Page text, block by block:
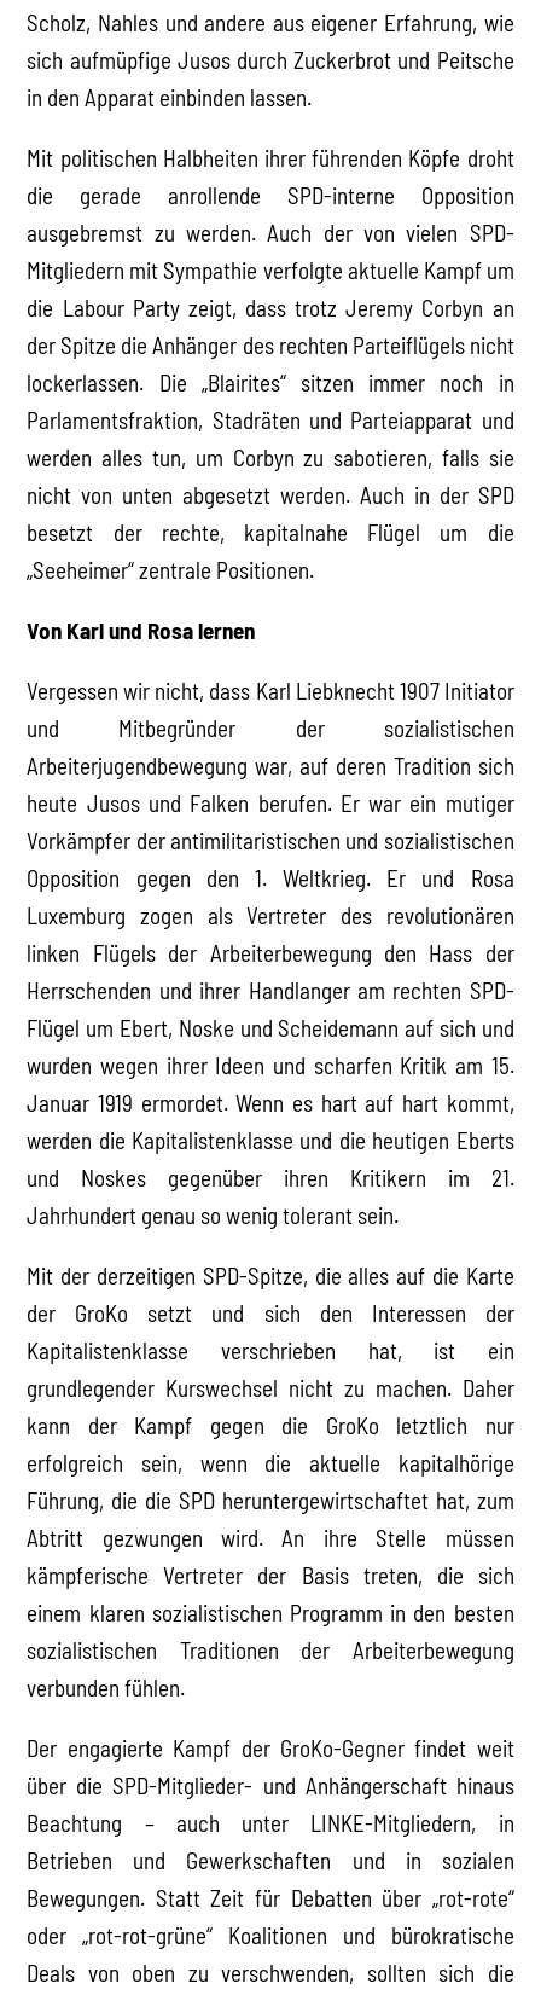
Scholz, Nahles und andere aus eigener Erfahrung, wie
sich aufmüpfige Jusos durch Zuckerbrot und Peitsche
in den Apparat einbinden lassen.
Mit politischen Halbheiten ihrer führenden Köpfe droht
die gerade anrollende SPD-interne Opposition
ausgebremst zu werden. Auch der von vielen SPD-
Mitgliedern mit Sympathie verfolgte aktuelle Kampf um
die Labour Party zeigt, dass trotz Jeremy Corbyn an
der Spitze die Anhänger des rechten Parteiflügels nicht
lockerlassen. Die „Blairites“ sitzen immer noch in
Parlamentsfraktion, Stadräten und Parteiapparat und
werden alles tun, um Corbyn zu sabotieren, falls sie
nicht von unten abgesetzt werden. Auch in der SPD
besetzt der rechte, kapitalnahe Flügel um die
„Seeheimer“ zentrale Positionen.
Von Karl und Rosa lernen
Vergessen wir nicht, dass Karl Liebknecht 1907 Initiator
und Mitbegründer der sozialistischen
Arbeiterjugendbewegung war, auf deren Tradition sich
heute Jusos und Falken berufen. Er war ein mutiger
Vorkämpfer der antimilitaristischen und sozialistischen
Opposition gegen den 1. Weltkrieg. Er und Rosa
Luxemburg zogen als Vertreter des revolutionären
linken Flügels der Arbeiterbewegung den Hass der
Herrschenden und ihrer Handlanger am rechten SPD-
Flügel um Ebert, Noske und Scheidemann auf sich und
wurden wegen ihrer Ideen und scharfen Kritik am 15.
Januar 1919 ermordet. Wenn es hart auf hart kommt,
werden die Kapitalistenklasse und die heutigen Eberts
und Noskes gegenüber ihren Kritikern im 21.
Jahrhundert genau so wenig tolerant sein.
Mit der derzeitigen SPD-Spitze, die alles auf die Karte
der GroKo setzt und sich den Interessen der
Kapitalistenklasse verschrieben hat, ist ein
grundlegender Kurswechsel nicht zu machen. Daher
kann der Kampf gegen die GroKo letztlich nur
erfolgreich sein, wenn die aktuelle kapitalhörige
Führung, die die SPD heruntergewirtschaftet hat, zum
Abtritt gezwungen wird. An ihre Stelle müssen
kämpferische Vertreter der Basis treten, die sich
einem klaren sozialistischen Programm in den besten
sozialistischen Traditionen der Arbeiterbewegung
verbunden fühlen.
Der engagierte Kampf der GroKo-Gegner findet weit
über die SPD-Mitglieder- und Anhängerschaft hinaus
Beachtung – auch unter LINKE-Mitgliedern, in
Betrieben und Gewerkschaften und in sozialen
Bewegungen. Statt Zeit für Debatten über „rot-rote“
oder „rot-rot-grüne“ Koalitionen und bürokratische
Deals von oben zu verschwenden, sollten sich die